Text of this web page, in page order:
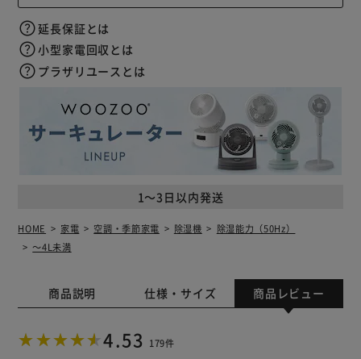
1～3日以内発送
延長保証とは
小型家電回収とは
プラザリユースとは
HOME 家電 空調・季節家電 除湿機
除湿能力（50Hz）
～4L未満
商品説明 仕様・サイズ 商品レビュー
4.53 179件